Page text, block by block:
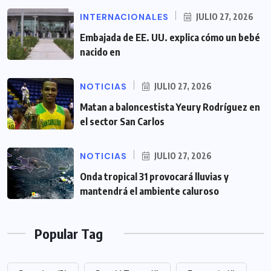
INTERNACIONALES JULIO 27, 2026
Embajada de EE. UU. explica cómo un bebé
nacido en
NOTICIAS JULIO 27, 2026
Matan a baloncestista Yeury Rodríguez en
el sector San Carlos
NOTICIAS JULIO 27, 2026
Onda tropical 31 provocará lluvias y
mantendrá el ambiente caluroso
Popular Tag